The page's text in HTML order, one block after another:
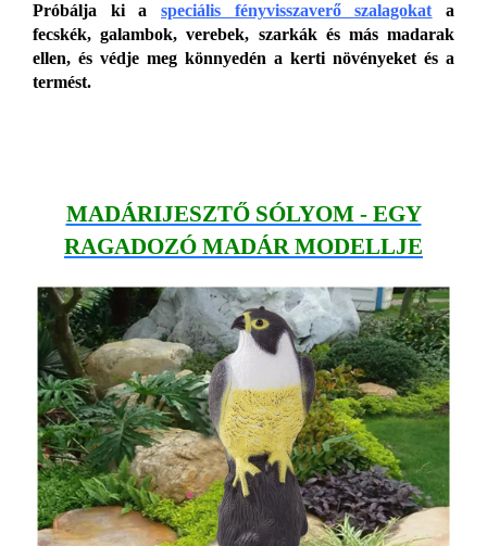
Próbálja ki a speciális fényvisszaverő szalagokat a
fecskék, galambok, verebek, szarkák és más madarak
ellen, és védje meg könnyedén a kerti növényeket és a
termést.
MADÁRIJESZTŐ SÓLYOM - EGY
RAGADOZÓ MADÁR MODELLJE